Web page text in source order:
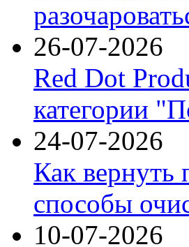
26-07-2026
Red Dot
категории
24-07-2026
Как вернуть
способы
10-07-2026